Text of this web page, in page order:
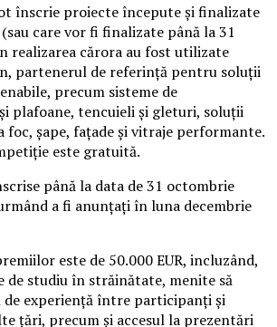
înscrie proiecte începute și finalizate
care vor fi finalizate până la 31
realizarea cărora au fost utilizate
partenerul de referință pentru soluții
precum sisteme de
plafoane, tencuieli și gleturi, soluții
șape, fațade și vitraje performante.
este gratuită.
până la data de 31 octombrie
a fi anunțați în luna decembrie
este de 50.000 EUR, incluzând,
de studiu în străinătate, menite să
de experiență între participanți și
țări, precum și accesul la prezentări